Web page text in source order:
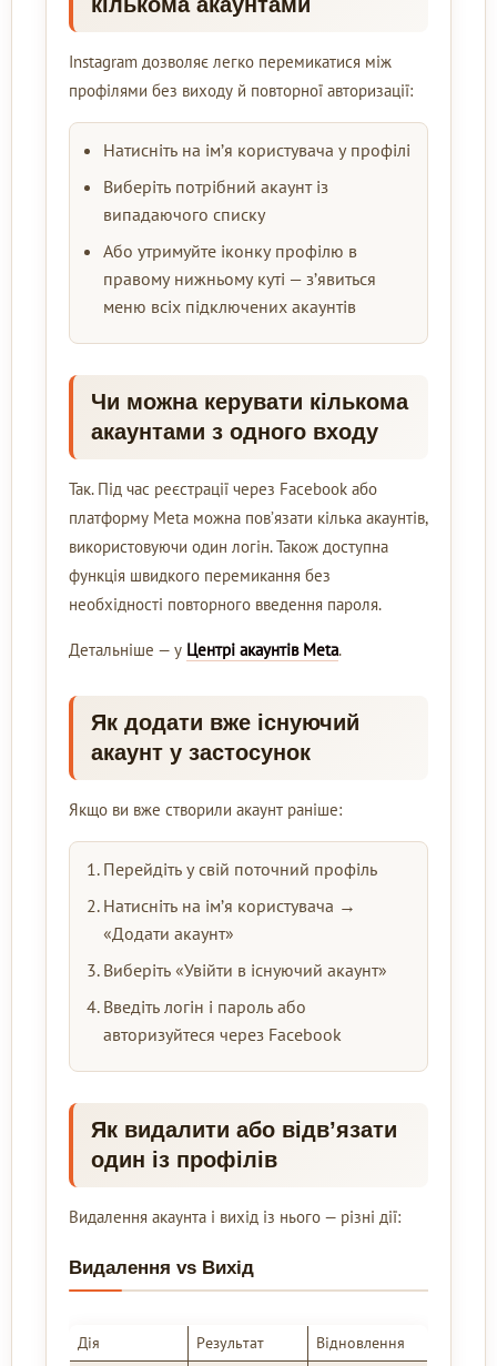
Instagram дозволяє легко перемикатися між
профілями без виходу й повторної авторизації:
Натисніть на ім’я користувача у профілі
Виберіть потрібний акаунт із
випадаючого списку
Або утримуйте іконку профілю в
правому нижньому куті — з’явиться
меню всіх підключених акаунтів
Чи можна керувати кількома
акаунтами з одного входу
Так. Під час реєстрації через Facebook або
платформу Meta можна пов’язати кілька акаунтів,
використовуючи один логін. Також доступна
функція швидкого перемикання без
необхідності повторного введення пароля.
Детальніше — у Центрі акаунтів Meta.
Як додати вже існуючий
акаунт у застосунок
Якщо ви вже створили акаунт раніше:
Перейдіть у свій поточний профіль
Натисніть на ім’я користувача →
«Додати акаунт»
Виберіть «Увійти в існуючий акаунт»
Введіть логін і пароль або
авторизуйтеся через Facebook
Як видалити або відв’язати
один із профілів
Видалення акаунта і вихід із нього — різні дії:
Видалення vs Вихід
Дія Результат
Відновлення